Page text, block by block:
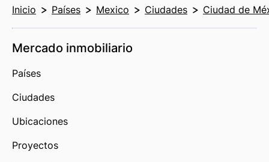
Inicio Países Mexico Ciudades Ciudad de
Mercado inmobiliario
Países
Ciudades
Ubicaciones
Proyectos